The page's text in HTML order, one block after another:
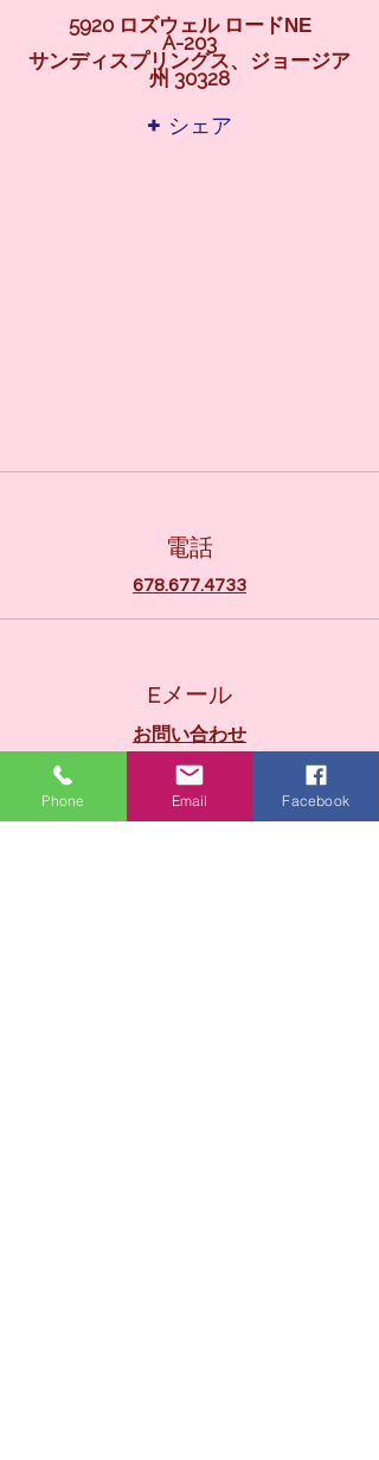
5920 ロズウェル ロードNE
A-203
サンディスプリングス、ジョージア
州 30328
+ シェア
電話
678.677.4733
Eメール
お問い合わせ
Phone Email Facebook